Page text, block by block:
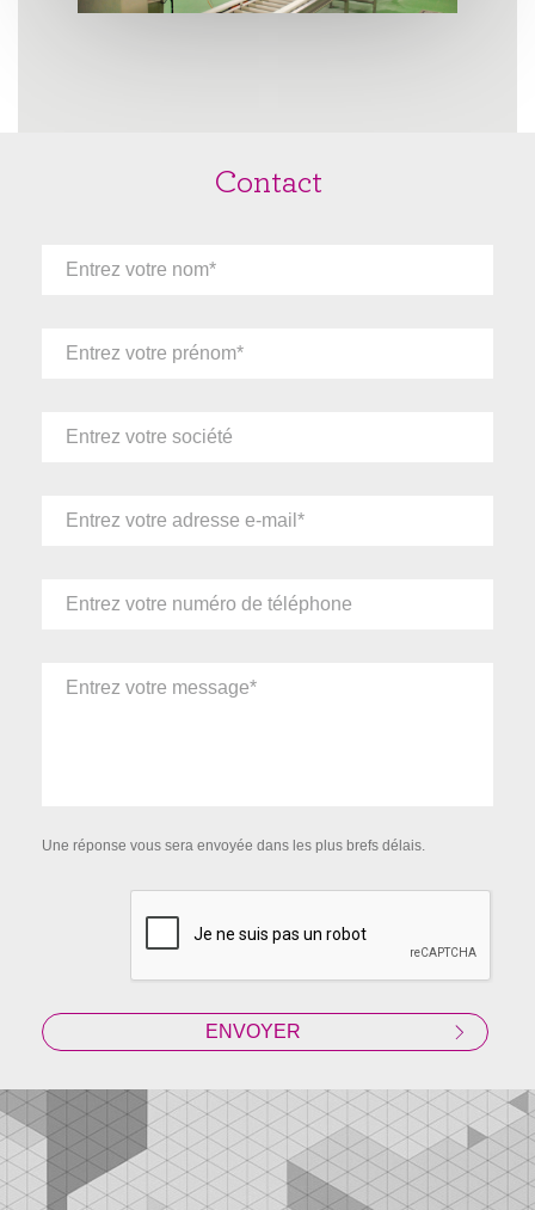
Contact
Une réponse vous sera envoyée dans les plus brefs délais.